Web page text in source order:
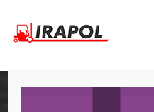
ELEKTRYCZNY